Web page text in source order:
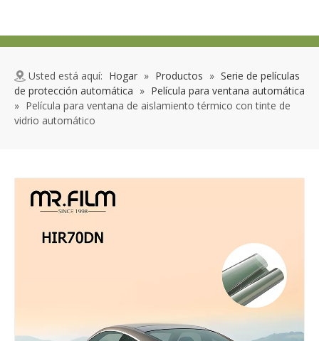
Usted está aquí: Hogar » Productos » Serie de películas
de protección automática » Película para ventana automática
» Película para ventana de aislamiento térmico con tinte de
vidrio automático